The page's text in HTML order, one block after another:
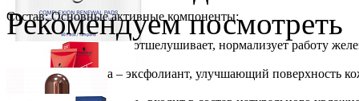
Состав: Основные активные компоненты:
салициловая кислота - отшелушивает, нормализует работу
действием,
гликолевая кислота – эксфолиант, улучшающий поверхность
эпидермиса,
Рекомендуем посмотреть